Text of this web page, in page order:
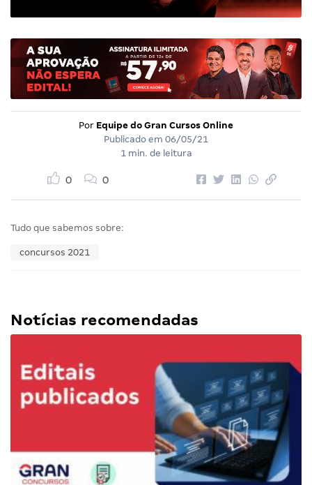
Por Equipe do Gran Cursos Online
Publicado em 06/05/21
1 min. de leitura
0 0
Tudo que sabemos sobre:
concursos 2021
Notícias recomendadas